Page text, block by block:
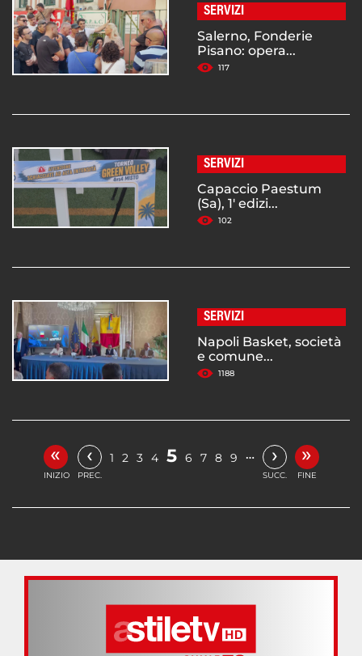
SERVIZI
Salerno, Fonderie
Pisano: opera...
117
SERVIZI
Capaccio Paestum
(Sa), 1' edizi...
102
SERVIZI
Napoli Basket, società
e comune...
1188
«
INIZIO
‹
PREC.
1 2 3 4 5 6 7 8 9 … ›
SUCC.
»
FINE